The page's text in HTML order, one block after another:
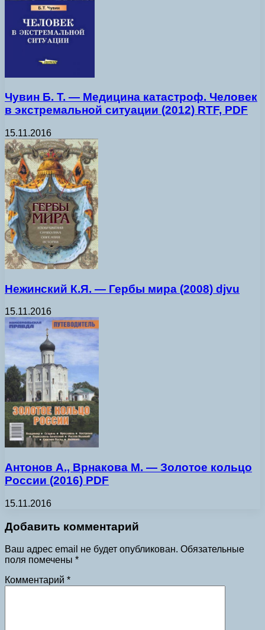
Чувин Б. Т. — Медицина катастроф. Человек
в экстремальной ситуации (2012) RTF, PDF
15.11.2016
Нежинский К.Я. — Гербы мира (2008) djvu
15.11.2016
Антонов А., Врнакова М. — Золотое кольцо
России (2016) PDF
15.11.2016
Добавить комментарий
Ваш адрес email не будет опубликован. Обязательные
поля помечены *
Комментарий *